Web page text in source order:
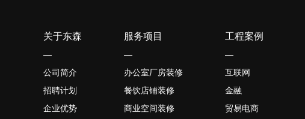
关于东森
—
公司简介
招聘计划
企业优势
服务项目
—
办公室厂房装修
餐饮店铺装修
商业空间装修
工程案例
—
互联网
金融
贸易电商